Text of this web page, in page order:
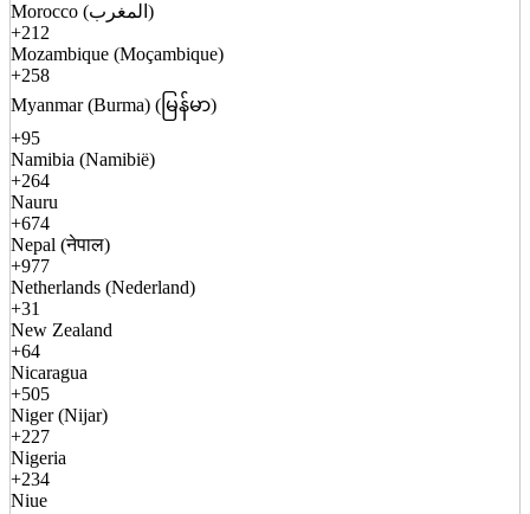
Morocco (المغرب)
+212
Mozambique (Moçambique)
+258
Myanmar (Burma) (မြန်မာ)
+95
Namibia (Namibië)
+264
Nauru
+674
Nepal (नेपाल)
+977
Netherlands (Nederland)
+31
New Zealand
+64
Nicaragua
+505
Niger (Nijar)
+227
Nigeria
+234
Niue